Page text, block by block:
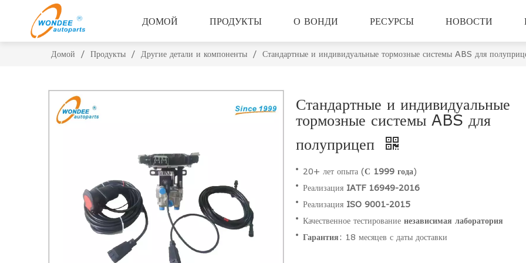
ДОМОЙ ПРОДУКТЫ О ВОНДИ РЕСУРСЫ НОВОСТИ
Домой / Продукты / Другие детали и компоненты / Стандартные и индивидуальные тормозные системы ABS для
Стандартные и индивидуальные
тормозные системы ABS для
полуприцеп
20+ лет опыта (С 1999 года)
Реализация IATF 16949-2016
Реализация ISO 9001-2015
Качественное тестирование независимая лаборатория
Гарантия: 18 месяцев с даты доставки